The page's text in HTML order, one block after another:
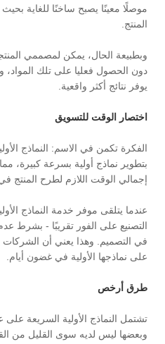
موصلًا معينًا يصبح ساخنًا للغاية
المنتج.
وبطبيعة الحال، يمكن لمصممي
دون الحصول فعليا على تلك المواد،
يوفر نتائج أكثر واقعية.
اختصار الوقت للتسويق
الفكرة تكمن في الاسم: النماذج
بتطوير نماذج أولية بسرعة كبيرة،
إجمالي الوقت اللازم لطرح المنتج
التصنيع على الفور تقريبًا - بشرط
في التصميم. وهذا يعني أن
على نماذجها الأولية في غضون أيام.
طرق أرخص
تشتمل النماذج الأولية السريعة
وبعضها ليس لديه سوى القليل من